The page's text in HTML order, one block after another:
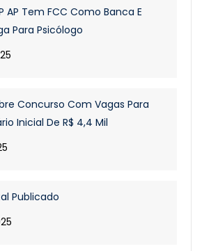
AP Tem FCC Como Banca E
Para Psicólogo
Concurso Com Vagas Para
Inicial De R$ 4,4 Mil
Publicado